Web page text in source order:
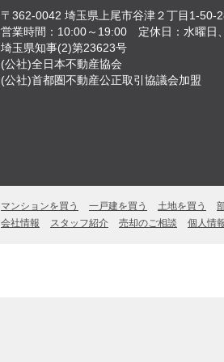
〒362-0042 埼玉県上尾市谷津２丁目1-50-
営業時間：10:00～19:00 定休日：水曜日
埼玉県知事(2)第23623号
(公社)全日本不動産協会
(公社)首都圏不動産公正取引協議会加盟
マンションを買う 一戸建を買う 土地を買う
会社情報
スタッフ紹介 売却のご相談 個人情